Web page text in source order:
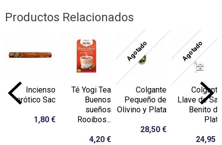
Productos Relacionados
Incienso
erótico Sac
1,80 €
Té Yogi Tea
Buenos
sueños
Rooibos...
4,20 €
Agotado
Colgante
Pequeño de
Olivino y Plata
28,50 €
Agotado
Colgante
Llave de San
Benito de
Plata
24,95 €